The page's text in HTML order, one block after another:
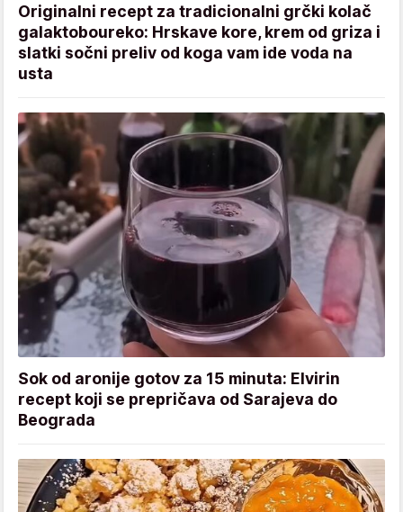
Originalni recept za tradicionalni grčki kolač
galaktoboureko: Hrskave kore, krem od griza i
slatki sočni preliv od koga vam ide voda na
usta
Sok od aronije gotov za 15 minuta: Elvirin
recept koji se prepričava od Sarajeva do
Beograda